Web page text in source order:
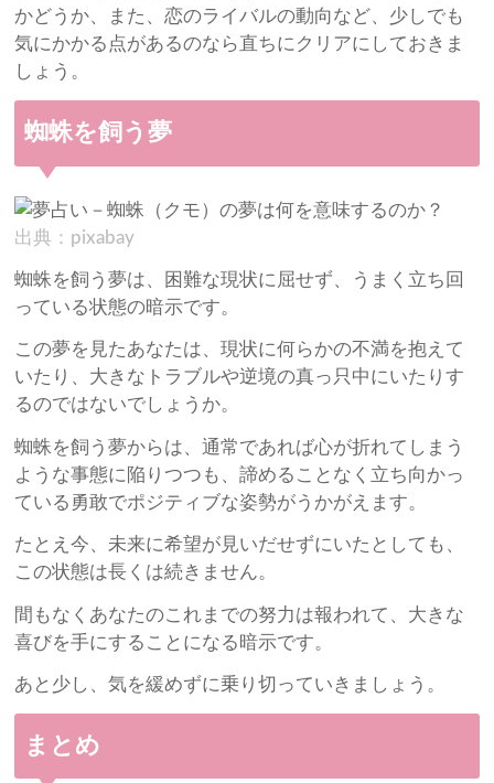
かどうか、また、恋のライバルの動向など、少しでも
気にかかる点があるのなら直ちにクリアにしておきま
しょう。
蜘蛛を飼う夢
出典：pixabay
蜘蛛を飼う夢は、困難な現状に屈せず、うまく立ち回
っている状態の暗示です。
この夢を見たあなたは、現状に何らかの不満を抱えて
いたり、大きなトラブルや逆境の真っ只中にいたりす
るのではないでしょうか。
蜘蛛を飼う夢からは、通常であれば心が折れてしまう
ような事態に陥りつつも、諦めることなく立ち向かっ
ている勇敢でポジティブな姿勢がうかがえます。
たとえ今、未来に希望が見いだせずにいたとしても、
この状態は長くは続きません。
間もなくあなたのこれまでの努力は報われて、大きな
喜びを手にすることになる暗示です。
あと少し、気を緩めずに乗り切っていきましょう。
まとめ